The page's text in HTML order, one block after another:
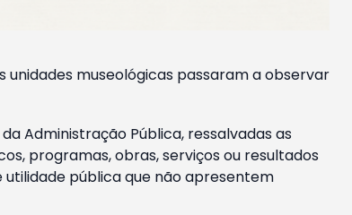
unidades museológicas passaram a observar
Administração Pública, ressalvadas as
programas, obras, serviços ou resultados
pública que não apresentem